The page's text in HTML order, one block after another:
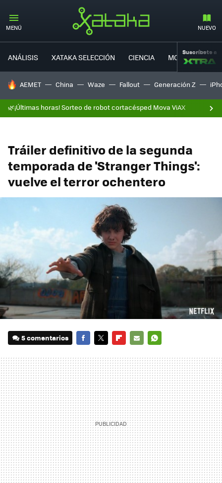
MENÚ NUEVO
ANÁLISIS XATAKA SELECCIÓN CIENCIA MOVILIDAD
Suscríbete a
HOY SE HABLA DE
AEMET China Waze Fallout Generación Z
🌿¡Últimas horas! Sorteo de robot cortacésped Mova ViAX
Tráiler definitivo de la segunda
temporada de 'Stranger Things':
vuelve el terror ochentero
5 comentarios
MAIL